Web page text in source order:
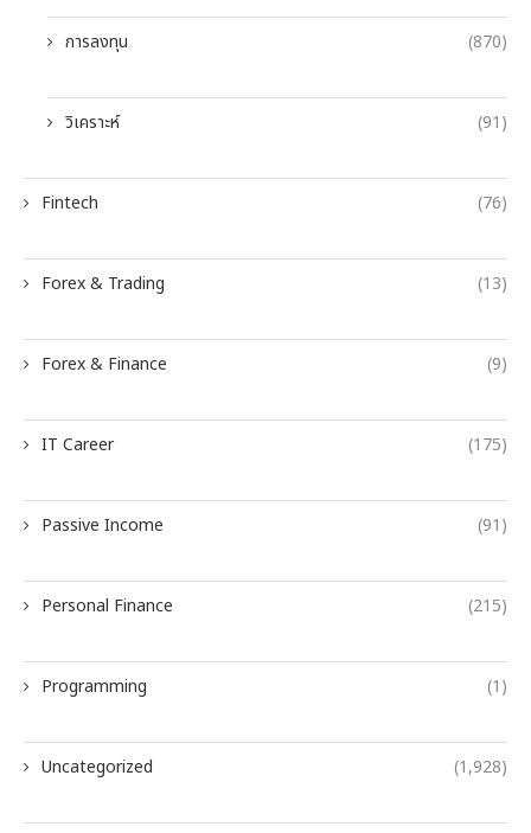
การลงทุน (870)
วิเคราะห์ (91)
Fintech (76)
Forex & Trading (13)
Forex & Finance (9)
IT Career (175)
Passive Income (91)
Personal Finance (215)
Programming (1)
Uncategorized (1,928)